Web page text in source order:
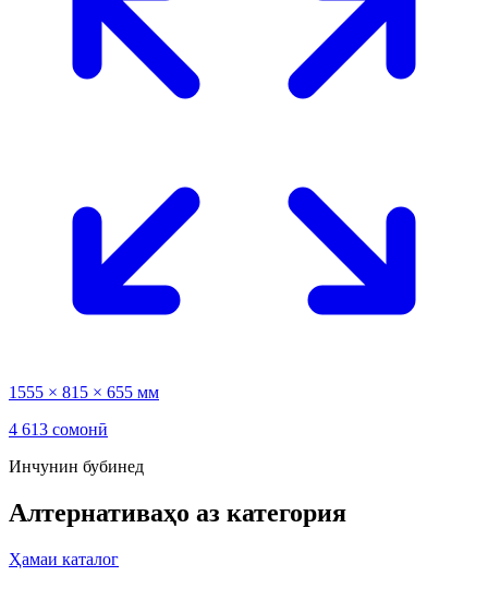
1555 × 815 × 655 мм
4 613 сомонӣ
Инчунин бубинед
Алтернативаҳо аз категория
Ҳамаи каталог